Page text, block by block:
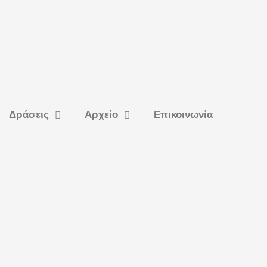
Δράσεις Αρχείο Επικοινωνία